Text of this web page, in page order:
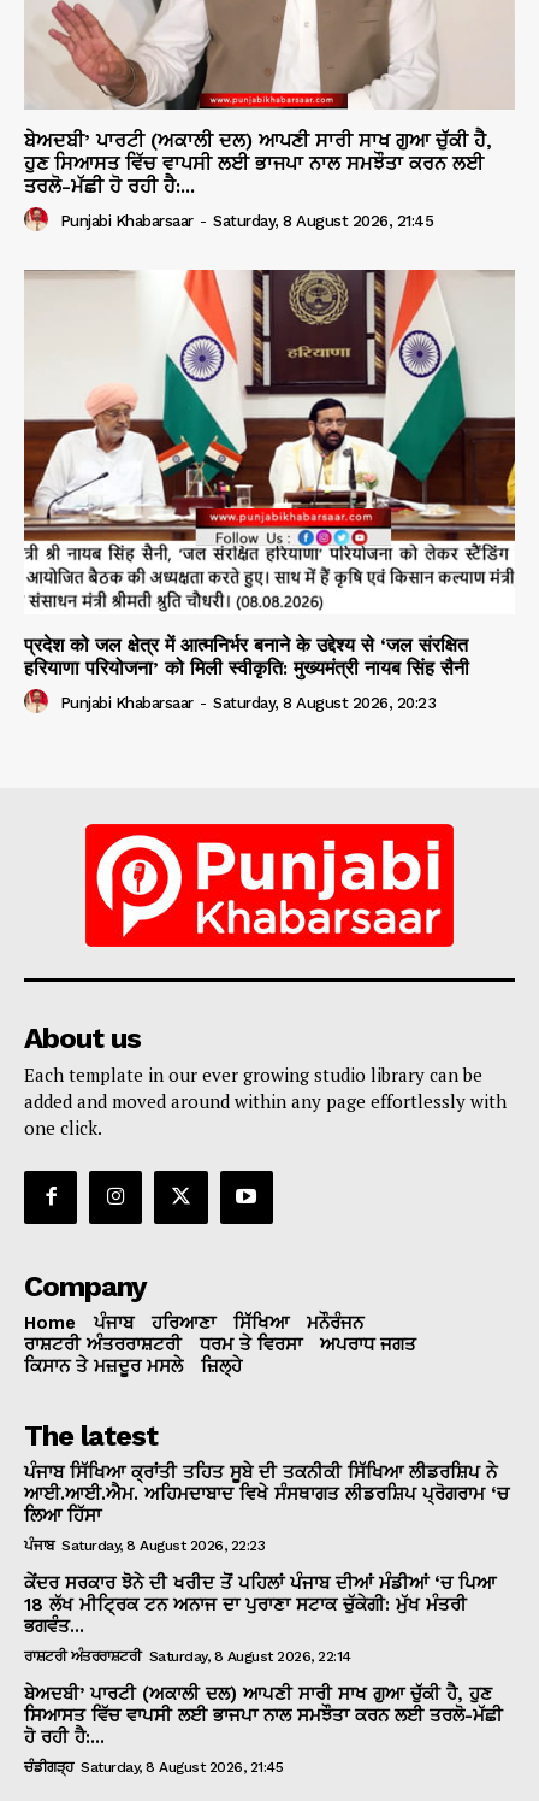
ਬੇਅਦਬੀ’ ਪਾਰਟੀ (ਅਕਾਲੀ ਦਲ) ਆਪਣੀ ਸਾਰੀ ਸਾਖ ਗੁਆ ਚੁੱਕੀ ਹੈ,
ਹੁਣ ਸਿਆਸਤ ਵਿੱਚ ਵਾਪਸੀ ਲਈ ਭਾਜਪਾ ਨਾਲ ਸਮਝੌਤਾ ਕਰਨ ਲਈ
ਤਰਲੋ-ਮੱਛੀ ਹੋ ਰਹੀ ਹੈ:...
Punjabi Khabarsaar - Saturday, 8 August 2026, 21:45
प्रदेश को जल क्षेत्र में आत्मनिर्भर बनाने के उद्देश्य से ‘जल संरक्षित
हरियाणा परियोजना’ को मिली स्वीकृति: मुख्यमंत्री नायब सिंह सैनी
Punjabi Khabarsaar - Saturday, 8 August 2026, 20:23
About us
Each template in our ever growing studio library can be
added and moved around within any page effortlessly with
one click.
Company
Home ਪੰਜਾਬ ਹਰਿਆਣਾ ਸਿੱਖਿਆ
ਮਨੌਰੰਜਨ
ਰਾਸ਼ਟਰੀ ਅੰਤਰਰਾਸ਼ਟਰੀ
ਧਰਮ ਤੇ ਵਿਰਸਾ
ਅਪਰਾਧ ਜਗਤ
ਕਿਸਾਨ ਤੇ ਮਜ਼ਦੂਰ ਮਸਲੇ
ਜ਼ਿਲ੍ਹੇ
The latest
ਪੰਜਾਬ ਸਿੱਖਿਆ ਕ੍ਰਾਂਤੀ ਤਹਿਤ ਸੂਬੇ ਦੀ ਤਕਨੀਕੀ ਸਿੱਖਿਆ ਲੀਡਰਸ਼ਿਪ ਨੇ
ਆਈ.ਆਈ.ਐਮ. ਅਹਿਮਦਾਬਾਦ ਵਿਖੇ ਸੰਸਥਾਗਤ ਲੀਡਰਸ਼ਿਪ ਪ੍ਰੋਗਰਾਮ ‘ਚ
ਲਿਆ ਹਿੱਸਾ
ਪੰਜਾਬ Saturday, 8 August 2026, 22:23
ਕੇਂਦਰ ਸਰਕਾਰ ਝੋਨੇ ਦੀ ਖਰੀਦ ਤੋਂ ਪਹਿਲਾਂ ਪੰਜਾਬ ਦੀਆਂ ਮੰਡੀਆਂ ‘ਚ ਪਿਆ
18 ਲੱਖ ਮੀਟ੍ਰਿਕ ਟਨ ਅਨਾਜ ਦਾ ਪੁਰਾਣਾ ਸਟਾਕ ਚੁੱਕੇਗੀ: ਮੁੱਖ ਮੰਤਰੀ
ਭਗਵੰਤ...
ਰਾਸ਼ਟਰੀ ਅੰਤਰਰਾਸ਼ਟਰੀ Saturday, 8 August 2026, 22:14
ਬੇਅਦਬੀ’ ਪਾਰਟੀ (ਅਕਾਲੀ ਦਲ) ਆਪਣੀ ਸਾਰੀ ਸਾਖ ਗੁਆ ਚੁੱਕੀ ਹੈ, ਹੁਣ
ਸਿਆਸਤ ਵਿੱਚ ਵਾਪਸੀ ਲਈ ਭਾਜਪਾ ਨਾਲ ਸਮਝੌਤਾ ਕਰਨ ਲਈ ਤਰਲੋ-ਮੱਛੀ
ਹੋ ਰਹੀ ਹੈ:...
ਚੰਡੀਗੜ੍ਹ Saturday, 8 August 2026, 21:45